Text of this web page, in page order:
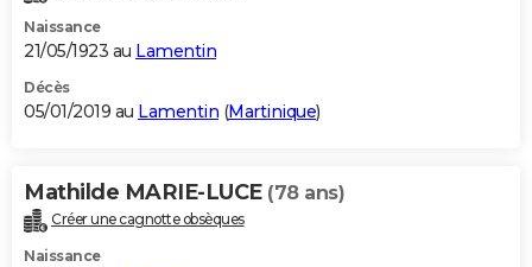
Naissance
21/05/1923 au Lamentin
Décès
05/01/2019 au Lamentin (Martinique)
Mathilde MARIE-LUCE (78 ans)
Créer une cagnotte obsèques
Naissance